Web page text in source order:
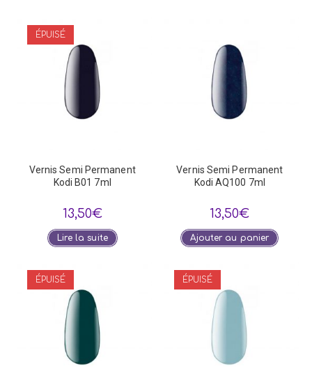
ÉPUISÉ
Vernis Semi Permanent
Kodi B01 7ml
13,50€
Lire la suite
Vernis Semi Permanent
Kodi AQ100 7ml
13,50€
Ajouter au panier
ÉPUISÉ ÉPUISÉ